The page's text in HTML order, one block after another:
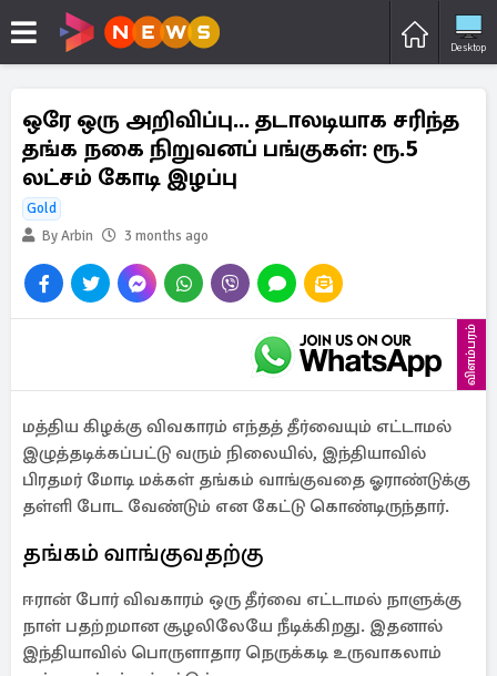
Desktop
ஒரே ஒரு அறிவிப்பு... தடாலடியாக சரிந்த
தங்க நகை நிறுவனப் பங்குகள்: ரூ.5
லட்சம் கோடி இழப்பு
Gold
By Arbin
3 months ago
விளம்பரம்
மத்திய கிழக்கு விவகாரம் எந்தத் தீர்வையும் எட்டாமல்
இழுத்தடிக்கப்பட்டு வரும் நிலையில், இந்தியாவில்
பிரதமர் மோடி மக்கள் தங்கம் வாங்குவதை ஓராண்டுக்கு
தள்ளி போட வேண்டும் என கேட்டு கொண்டிருந்தார்.
தங்கம் வாங்குவதற்கு
ஈரான் போர் விவகாரம் ஒரு தீர்வை எட்டாமல் நாளுக்கு
நாள் பதற்றமான சூழலிலேயே நீடிக்கிறது. இதனால்
இந்தியாவில் பொருளாதார நெருக்கடி உருவாகலாம்